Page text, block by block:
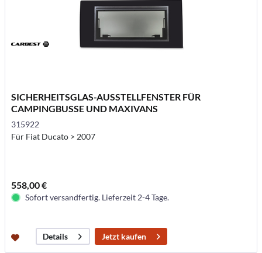
SICHERHEITSGLAS-AUSSTELLFENSTER FÜR
CAMPINGBUSSE UND MAXIVANS
315922
Für Fiat Ducato > 2007
558,00 €
Sofort versandfertig. Lieferzeit 2-4 Tage.
Details Jetzt kaufen